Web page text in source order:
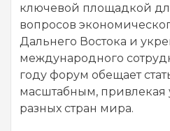
ключевой площадкой
вопросов
Дальнего Востока и
международного
году форум обещает
масштабным, привлекая
разных стран мира.